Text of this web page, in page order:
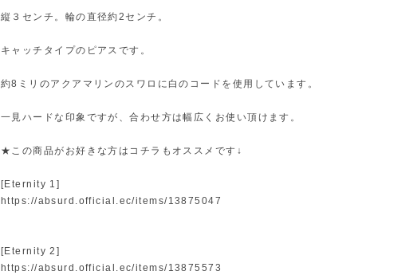
縦３センチ。輪の直径約2センチ。
キャッチタイプのピアスです。
約8ミリのアクアマリンのスワロに白のコードを使用しています。
一見ハードな印象ですが、合わせ方は幅広くお使い頂けます。
★この商品がお好きな方はコチラもオススメです↓
[Eternity 1]
https://absurd.official.ec/items/13875047
[Eternity 2]
https://absurd.official.ec/items/13875573